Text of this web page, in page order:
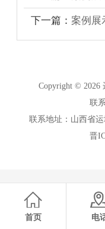
下一篇： 案例展
Copyright © 2026
联
联系地址：山西省
晋
首页 电